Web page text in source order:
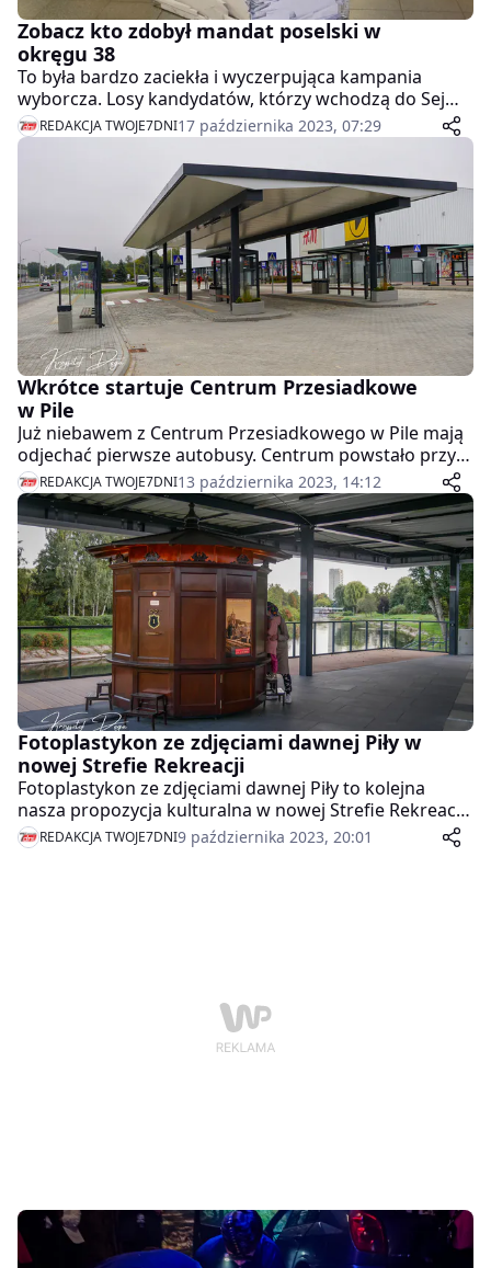
Zobacz kto zdobył mandat poselski w
okręgu 38
To była bardzo zaciekła i wyczerpująca kampania
wyborcza. Losy kandydatów, którzy wchodzą do Sejmu
ważyły się do ostatniej chwili. Dziś już jednak wiadomo
kto zasiądzie przy Wiejskiej w Warszawie.
REDAKCJA TWOJE7DNI17 października 2023, 07:29
Wkrótce startuje Centrum Przesiadkowe
w Pile
Już niebawem z Centrum Przesiadkowego w Pile mają
odjechać pierwsze autobusy. Centrum powstało przy
galerii zlokalizowanej przy dworcu PKP przy ul.
Zygmunta Starego w Pile.
REDAKCJA TWOJE7DNI13 października 2023, 14:12
Fotoplastykon ze zdjęciami dawnej Piły w
nowej Strefie Rekreacji
Fotoplastykon ze zdjęciami dawnej Piły to kolejna
nasza propozycja kulturalna w nowej Strefie Rekreacji
przy Starostwie Powiatowym w Pile. Obejrzeć w nim
można 45 unikatowych zdjęć ze zbiorów Muzeum
REDAKCJA TWOJE7DNI9 października 2023, 20:01